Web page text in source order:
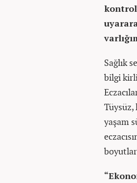
Sağlık
bilgi
Tüysüz,
yaşam